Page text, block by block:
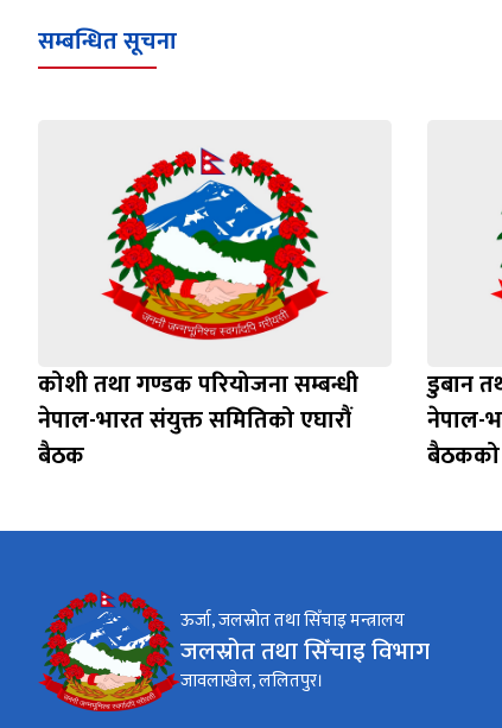
सम्बन्धित सूचना
कोशी तथा गण्डक परियोजना सम्बन्धी
नेपाल-भारत संयुक्त समितिको एघारौं
बैठक
डुबान
नेपाल-
बैठकको
ऊर्जा, जलस्रोत तथा सिँचाइ मन्त्रालय
जलस्रोत तथा सिँचाइ विभाग
जावलाखेल, ललितपुर।